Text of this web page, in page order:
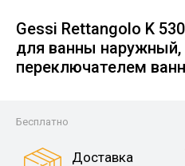
Gessi Rettangolo K
для ванны
переключателем
Бесплатно
Доставка